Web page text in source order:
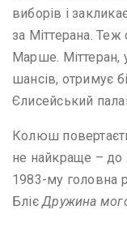
виборів і
за Міттерана.
Марше. Міттеран,
шансів, отримує
Єлисейський
Колюш
не найкраще – до
1983-му головна
БлієДружина